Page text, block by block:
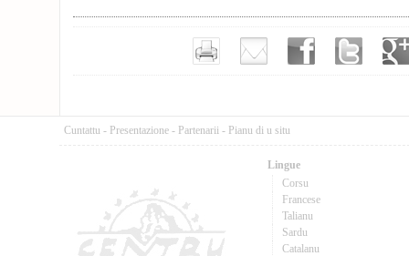
Cuntattu - Presentazione - Partenarii - Pianu di u situ
Lingue
Corsu
Francese
Talianu
Sardu
Catalanu